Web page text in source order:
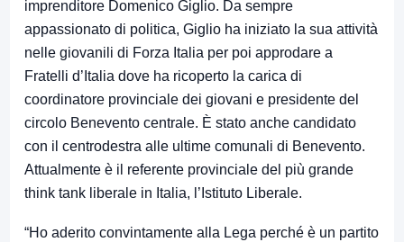
imprenditore Domenico Giglio. Da sempre
appassionato di politica, Giglio ha iniziato la sua attività
nelle giovanili di Forza Italia per poi approdare a
Fratelli d’Italia dove ha ricoperto la carica di
coordinatore provinciale dei giovani e presidente del
circolo Benevento centrale. È stato anche candidato
con il centrodestra alle ultime comunali di Benevento.
Attualmente è il referente provinciale del più grande
think tank liberale in Italia, l’Istituto Liberale.
“Ho aderito convintamente alla Lega perché è un partito